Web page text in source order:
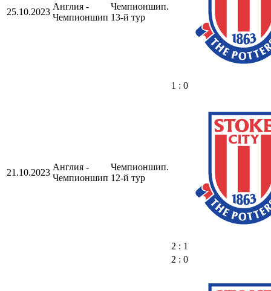
25.10.2023
Англия -
Чемпионшип
Чемпионшип.
13-й тур
1 : 0
21.10.2023
Англия -
Чемпионшип
Чемпионшип.
12-й тур
2 : 1
2 : 0